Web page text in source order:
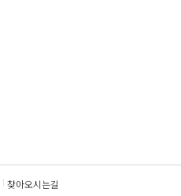
찾아오시는길